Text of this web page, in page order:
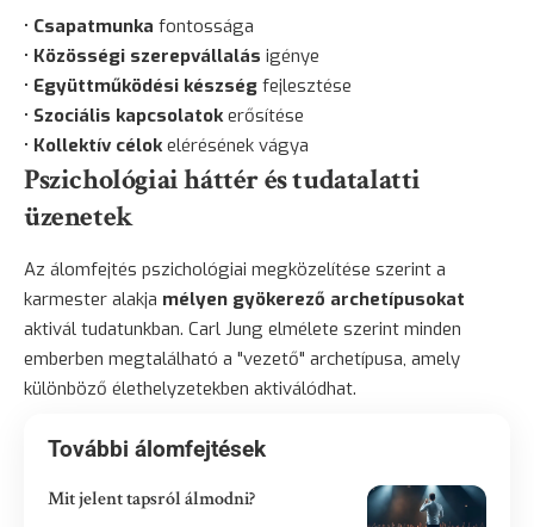
• Csapatmunka fontossága
• Közösségi szerepvállalás igénye
• Együttműködési készség fejlesztése
• Szociális kapcsolatokerősítése
• Kollektív célokelérésének vágya
Pszichológiai háttér és tudatalatti
üzenetek
Az álomfejtés pszichológiai megközelítése szerint a
karmester alakja mélyen gyökerező archetípusokat
aktivál tudatunkban. Carl Jung elmélete szerint minden
emberben megtalálható a "vezető" archetípusa, amely
különböző élethelyzetekben aktiválódhat.
További álomfejtések
Mit jelent tapsról álmodni?